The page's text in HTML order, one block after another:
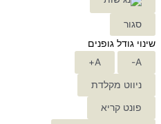
סגור
שינוי גודל גופנים
A-
A+
ניווט מקלדת
פונט קריא